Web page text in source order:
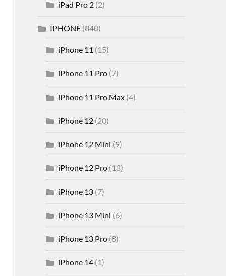
iPad Pro 2(2)
IPHONE(840)
iPhone 11 (15)
iPhone 11 Pro(7)
iPhone 11 Pro Max(4)
iPhone 12(20)
iPhone 12 Mini (9)
iPhone 12 Pro(13)
iPhone 13(7)
iPhone 13 Mini (6)
iPhone 13 Pro(8)
iPhone 14(1)